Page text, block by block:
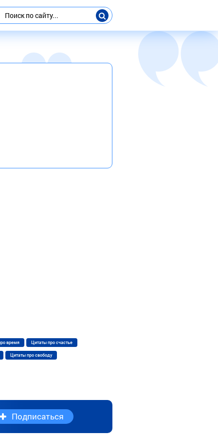
время Цитаты про счастье
Цитаты про свободу
Подписаться